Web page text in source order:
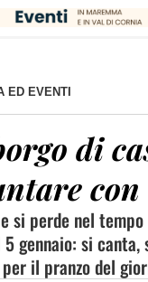
ED EVENTI
di
si perde nel
gennaio: si canta,
il pranzo del